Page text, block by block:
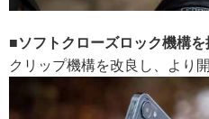
■ソフトクローズロック機構
クリップ機構を改良し、より